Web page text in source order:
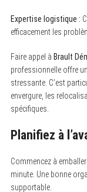
Expertise logistique :
efficacement les
Faire appel à Brault
professionnelle offre
stressante. C’est
envergure, les
spécifiques.
Planifiez à
Commencez à
minute. Une bonne
supportable.